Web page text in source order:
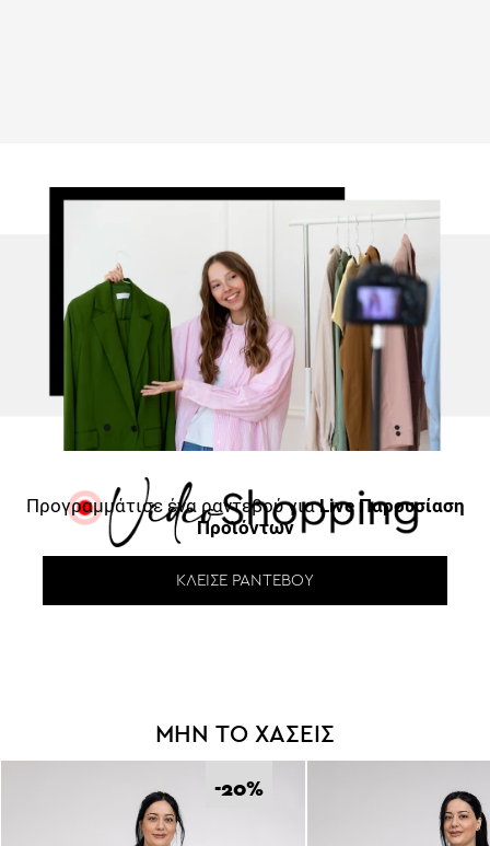
Προγραμμάτισε ένα ραντεβού γιαLive Παρουσίαση
Προϊόντων
ΚΛΕΊΣΕ ΡΑΝΤΕΒΟΎ
ΜΗΝ ΤΟ ΧΑΣΕΙΣ
-20%